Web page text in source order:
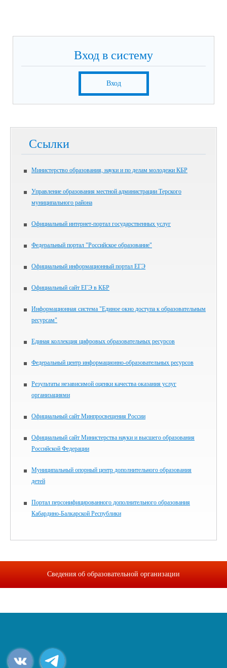
Вход в систему
Вход
Ссылки
Министерство образования, науки и по делам молодежи КБР
Управление образования местной администрации Терского
муниципального района
Официальный интернет-портал государственных услуг
Федеральный портал "Российское образование"
Официальный информационный портал ЕГЭ
Официальный сайт ЕГЭ в КБР
Информационная система "Единое окно доступа к образовательным
ресурсам"
Единая коллекция цифровых образовательных ресурсов
Федеральный центр информационно-образовательных ресурсов
Результаты независимой оценки качества оказания услуг
организациями
Официальный сайт Минпросвещения России
Официальный сайт Министерства науки и высшего образования
Российской Федерации
Муниципальный опорный центр дополнительного образования
детей
Портал персонифицированного дополнительного образования
Кабардино-Балкарской Республики
Сведения об образовательной организации